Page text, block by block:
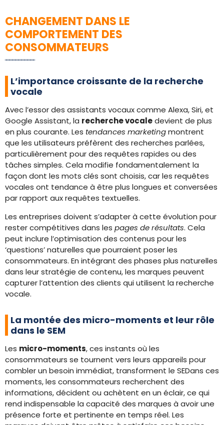
CHANGEMENT DANS LE
COMPORTEMENT DES
CONSOMMATEURS
L’importance croissante de la recherche
vocale
Avec l’essor des assistants vocaux comme Alexa, Siri, et
Google Assistant, la recherche vocaledevient de plus
en plus courante. Les tendances marketingmontrent
que les utilisateurs préfèrent des recherches parlées,
particulièrement pour des requêtes rapides ou des
tâches simples. Cela modifie fondamentalement la
façon dont les mots clés sont choisis, car les requêtes
vocales ont tendance à être plus longues et conversées
par rapport aux requêtes textuelles.
Les entreprises doivent s’adapter à cette évolution pour
rester compétitives dans les pages de résultats. Cela
peut inclure l’optimisation des contenus pour les
‘questions’ naturelles que pourraient poser les
consommateurs. En intégrant des phases plus naturelles
dans leur stratégie de contenu, les marques peuvent
capturer l’attention des clients qui utilisent la recherche
vocale.
La montée des micro-moments et leur rôle
dans le SEM
Les micro-moments, ces instants où les
consommateurs se tournent vers leurs appareils pour
combler un besoin immédiat, transforment le SEDans ces
moments, les consommateurs recherchent des
informations, décident ou achètent en un éclair, ce qui
rend indispensable la capacité des marques à avoir une
présence forte et pertinente en temps réel. Les